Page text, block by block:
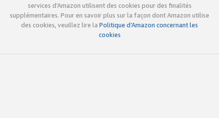
services d’Amazon utilisent des cookies pour des finalités
supplémentaires. Pour en savoir plus sur la façon dont Amazon utilise
des cookies, veuillez lire la Politique d’Amazon concernant les
cookies